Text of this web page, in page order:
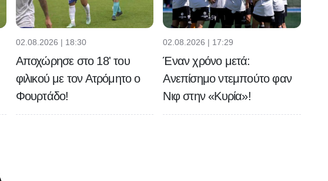
02.08.2026 | 18:30
Αποχώρησε στο 18' του
φιλικού με τον Ατρόμητο ο
Φουρτάδο!
02.08.2026 | 17:29
Έναν χρόνο μετά:
Ανεπίσημο ντεμπούτο φαν
Νιφ στην «Κυρία»!